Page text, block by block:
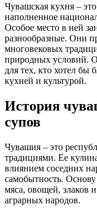
Чувашская кухня –
наполненное
Особое место в ней
разнообразные. Они
многовековых
природных условий.
для тех, кто хотел бы
кухней и культурой.
История
супов
Чувашия – это
традициями. Ее
влиянием соседних
самобытность.
мяса, овощей, злаков
аграрных народов.